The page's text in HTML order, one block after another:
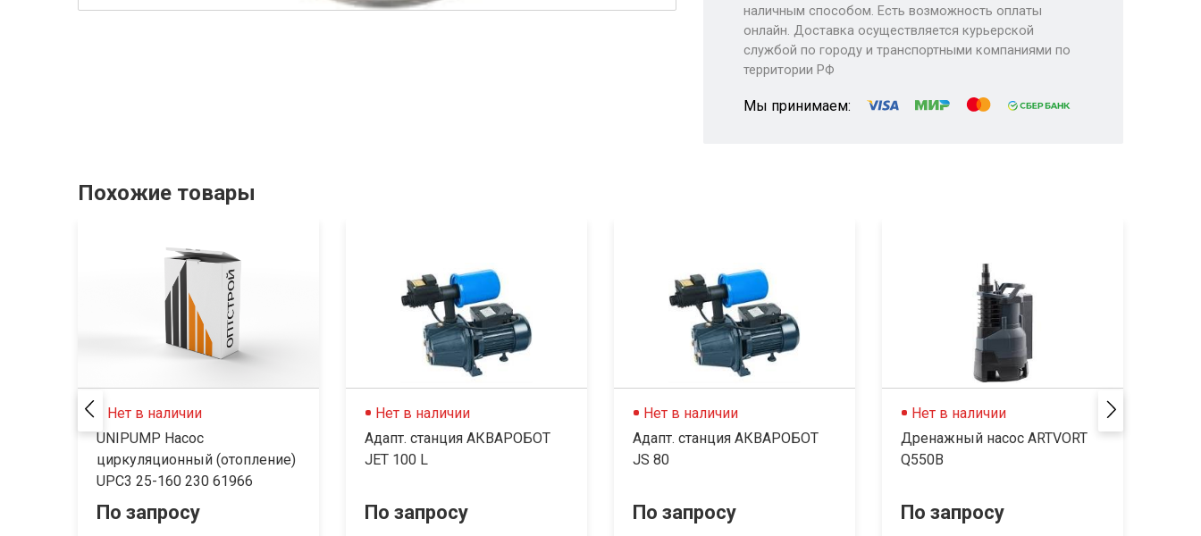
наличным способом. Есть возможность оплаты
онлайн. Доставка осуществляется курьерской
службой по городу и транспортными компаниями по
территории РФ
Мы принимаем:
Похожие товары
Нет в наличии
UNIPUMP Насос
циркуляционный (отопление)
UPC3 25-160 230 61966
По запросу
Нет в наличии
Адапт. станция АКВАРОБОТ
JET 100 L
По запросу
Нет в наличии
Адапт. станция АКВАРОБОТ
JS 80
По запросу
Нет в наличии
Дренажный насос ARTVORT
Q550B
По запросу